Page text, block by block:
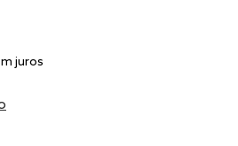
juros